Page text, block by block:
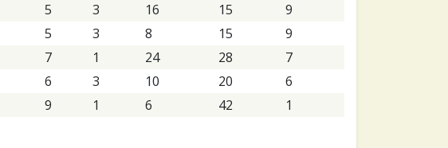
5 3 16 15
9
5 3 8 15
9
7 1 24 28
7
6 3 10 20
6
9 1 6 42 1